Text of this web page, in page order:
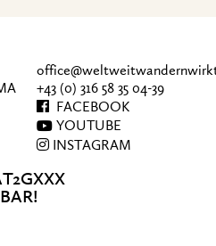
+43 (0) 316 58 35 04-39
FACEBOOK
YOUTUBE
INSTAGRAM